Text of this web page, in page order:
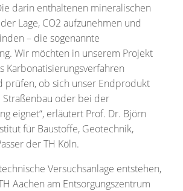
darin enthaltenen mineralischen
Lage, CO2 aufzunehmen und
– die sogenannte
Wir möchten in unserem Projekt
Karbonatisierungsverfahren
prüfen, ob sich unser Endprodukt
Straßenbau oder bei der
eignet“, erläutert Prof. Dr. Björn
für Baustoffe, Geotechnik,
der TH Köln.
Versuchsanlage entstehen,
Aachen am Entsorgungszentrum